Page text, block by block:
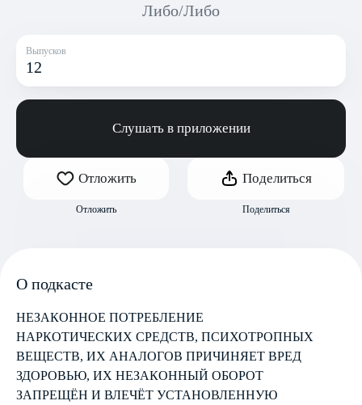
Либо/Либо
Выпусков
12
Слушать в приложении
Отложить
Отложить
Поделиться
Поделиться
О подкасте
НЕЗАКОННОЕ ПОТРЕБЛЕНИЕ
НАРКОТИЧЕСКИХ СРЕДСТВ, ПСИХОТРОПНЫХ
ВЕЩЕСТВ, ИХ АНАЛОГОВ ПРИЧИНЯЕТ ВРЕД
ЗДОРОВЬЮ, ИХ НЕЗАКОННЫЙ ОБОРОТ
ЗАПРЕЩЁН И ВЛЕЧЁТ УСТАНОВЛЕННУЮ